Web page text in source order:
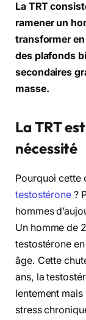
La TRT
ramener un
transformer
des plafonds
secondaires
masse.
La TRT
nécessité
Pourquoi cette
testostérone ?
hommes
Un homme de
testostérone
âge. Cette
ans, la
lentement
stress